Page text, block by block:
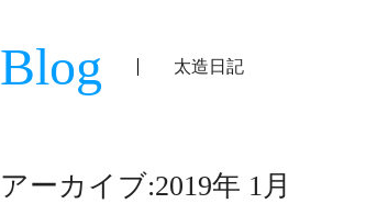
Blog 太造日記
アーカイブ:2019年 1月